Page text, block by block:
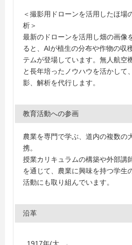
＜撮影用ドローンを活用したほ場
析＞
最新のドローンを活用し畑の画像
ると、AIが植生の分布や作物の収
テムが登場しています。無人航空
と長年培ったノウハウを活かして
影、解析を代行します。
教育活動への参画
農業を専門で学ぶ、道内の複数の
携。
授業カリキュラムの構築や外部講
を通じて、農業に興味を持つ学生
活動にも取り組んでいます。
沿革